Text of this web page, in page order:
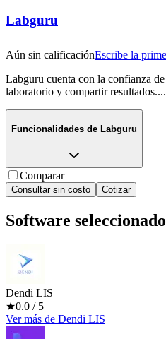
Labguru
Aún sin calificaciónEscribe la
Labguru cuenta con la confianza
laboratorio y compartir resultados....
Funcionalidades de Labguru
Comparar
Consultar sin costo Cotizar
Software
Dendi LIS
★0.0 / 5
Ver más de Dendi LIS